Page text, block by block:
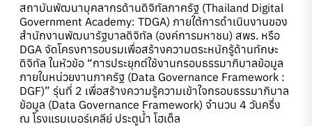
สถาบันพัฒนาบุคลากรด้านดิจิทัลภาครัฐ (Thailand Digital
Government Academy: TDGA) ภายใต้การดำเนินงานของ
สำนักงานพัฒนารัฐบาลดิจิทัล (องค์การมหาชน) สพร. หรือ
DGA จัดโครงการอบรมเพื่อสร้างความตระหนักรู้ด้านทักษะ
ดิจิทัล ในหัวข้อ “การประยุกต์ใช้งานกรอบธรรมาภิบาลข้อมูล
ภายในหน่วยงานภาครัฐ (Data Governance Framework :
DGF)” รุ่นที่ 2 เพื่อสร้างความรู้ความเข้าใจกรอบธรรมาภิบาล
ข้อมูล (Data Governance Framework) จำนวน 4 วันครึ่ง
ณ โรงแรมเบอร์เคลีย์ ประตูน้ำ โฮเต็ล